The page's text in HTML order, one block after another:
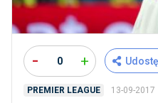
- 0 +
PREMIER LEAGUE 13-09-2017